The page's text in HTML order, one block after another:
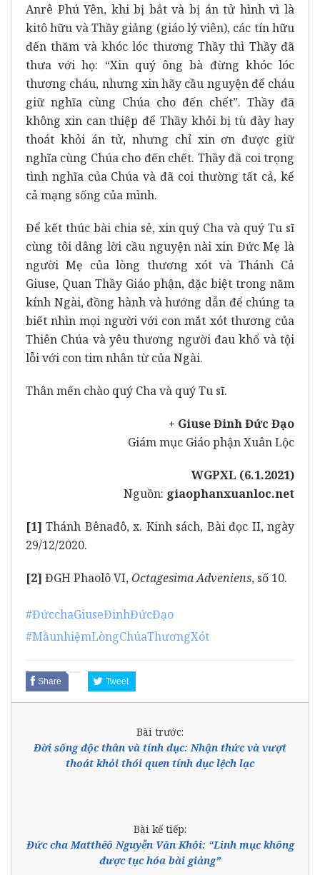
Anrê Phú Yên, khi bị bắt và bị án tử hình vì là
kitô hữu và Thầy giảng (giáo lý viên), các tín hữu
đến thăm và khóc lóc thương Thầy thì Thầy đã
thưa với họ: “Xin quý ông bà đừng khóc lóc
thương cháu, nhưng xin hãy cầu nguyện để cháu
giữ nghĩa cùng Chúa cho đến chết”. Thầy đã
không xin can thiệp để Thầy khỏi bị tù đày hay
thoát khỏi án tử, nhưng chỉ xin ơn được giữ
nghĩa cùng Chúa cho đến chết. Thầy đã coi trọng
tình nghĩa của Chúa và đã coi thường tất cả, kể
cả mạng sống của mình.
Để kết thúc bài chia sẻ, xin quý Cha và quý Tu sĩ
cùng tôi dâng lời cầu nguyện nài xin Đức Mẹ là
người Mẹ của lòng thương xót và Thánh Cả
Giuse, Quan Thầy Giáo phận, đặc biệt trong năm
kính Ngài, đồng hành và hướng dẫn để chúng ta
biết nhìn mọi người với con mắt xót thương của
Thiên Chúa và yêu thương người đau khổ và tội
lỗi với con tim nhân từ của Ngài.
Thân mến chào quý Cha và quý Tu sĩ.
+ Giuse Đinh Đức Đạo
Giám mục Giáo phận Xuân Lộc
WGPXL (6.1.2021)
Nguồn: giaophanxuanloc.net
[1] Thánh Bênađô, x. Kinh sách, Bài đọc II, ngày
29/12/2020.
[2] ĐGH Phaolô VI,Octagesima Adveniens, số 10.
#ĐứcchaGiuseĐinhĐứcĐạo
#MầunhiệmLòngChúaThươngXót
Share Tweet
Bài trước:
Đời sống độc thân và tính dục: Nhận thức và vượt
thoát khỏi thói quen tính dục lệch lạc
Bài kế tiếp:
Đức cha Matthêô Nguyễn Văn Khôi: “Linh mục không
được tục hóa bài giảng”